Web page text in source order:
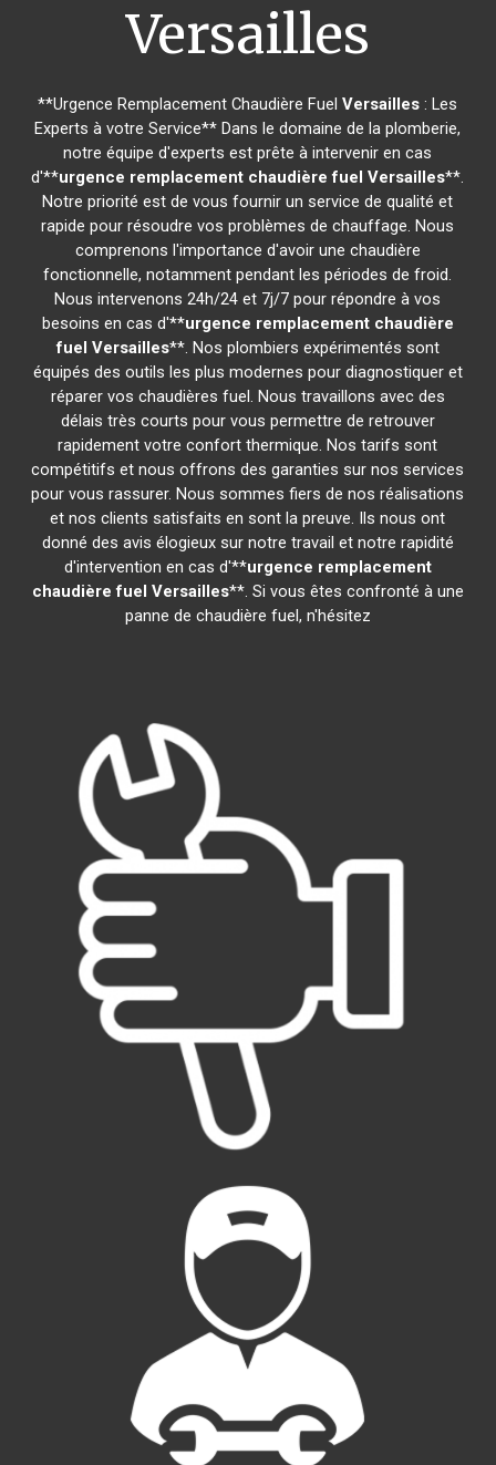
Versailles
**Urgence Remplacement Chaudière FuelVersailles : Les
Experts à votre Service** Dans le domaine de la plomberie,
notre équipe d'experts est prête à intervenir en cas
d'**urgence remplacement chaudière fuel Versailles**.
Notre priorité est de vous fournir un service de qualité et
rapide pour résoudre vos problèmes de chauffage. Nous
comprenons l'importance d'avoir une chaudière
fonctionnelle, notamment pendant les périodes de froid.
Nous intervenons 24h/24 et 7j/7 pour répondre à vos
besoins en cas d'**urgence remplacement chaudière
fuel Versailles**. Nos plombiers expérimentés sont
équipés des outils les plus modernes pour diagnostiquer et
réparer vos chaudières fuel. Nous travaillons avec des
délais très courts pour vous permettre de retrouver
rapidement votre confort thermique. Nos tarifs sont
compétitifs et nous offrons des garanties sur nos services
pour vous rassurer. Nous sommes fiers de nos réalisations
et nos clients satisfaits en sont la preuve. Ils nous ont
donné des avis élogieux sur notre travail et notre rapidité
d'intervention en cas d'**urgence remplacement
chaudière fuel Versailles**. Si vous êtes confronté à une
panne de chaudière fuel, n'hésitez